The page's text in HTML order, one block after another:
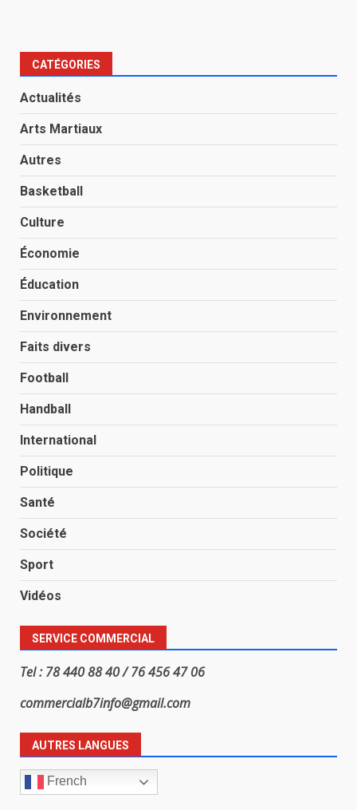
CATÉGORIES
Actualités
Arts Martiaux
Autres
Basketball
Culture
Économie
Éducation
Environnement
Faits divers
Football
Handball
International
Politique
Santé
Société
Sport
Vidéos
SERVICE COMMERCIAL
Tel : 78 440 88 40 / 76 456 47 06
commercialb7info@gmail.com
AUTRES LANGUES
French